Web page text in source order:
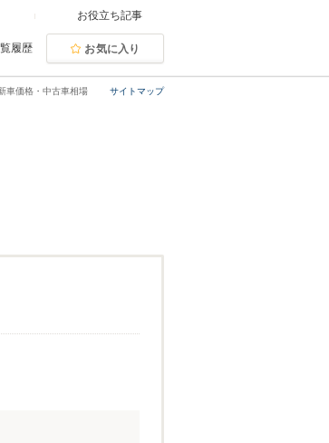
お役立ち記事
履歴 お気に入り
サイトマップ
車価格・中古車相場